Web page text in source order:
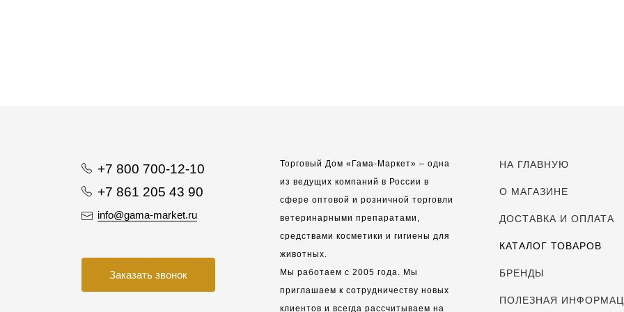
+7 800 700-12-10
+7 861 205 43 90
info@gama-market.ru
Заказать звонок
Торговый Дом «Гама-Маркет» – одна
из ведущих компаний в России в
сфере оптовой и розничной торговли
ветеринарными препаратами,
средствами косметики и гигиены для
животных.
Мы работаем с 2005 года. Мы
приглашаем к сотрудничеству новых
клиентов и всегда рассчитываем на
НА ГЛАВНУЮ
О МАГАЗИНЕ
ДОСТАВКА И ОПЛАТА
КАТАЛОГ ТОВАРОВ
БРЕНДЫ
ПОЛЕЗНАЯ